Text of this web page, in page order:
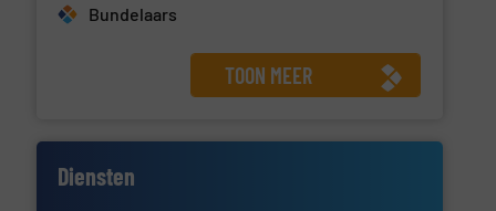
Bundelaars
TOON MEER
Diensten